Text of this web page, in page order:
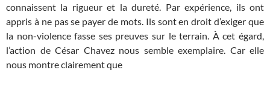
connaissent la rigueur et la dureté. Par expérience, ils ont
appris à ne pas se payer de mots. Ils sont en droit d’exiger que
la non-violence fasse ses preuves sur le terrain. À cet égard,
l’action de César Chavez nous semble exemplaire. Car elle
nous montre clairement que